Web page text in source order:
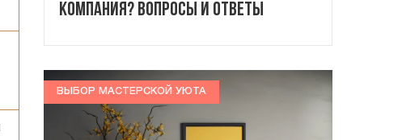
компания? Вопросы и ответы
ВЫБОР МАСТЕРСКОЙ УЮТА